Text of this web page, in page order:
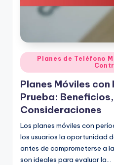
Posted
in
Planes de Teléfono
Planes Móviles
Prueba:
Consideraciones
Los planes móviles con
los usuarios la oportunidad
antes de comprometerse a
son ideales para evaluar la…